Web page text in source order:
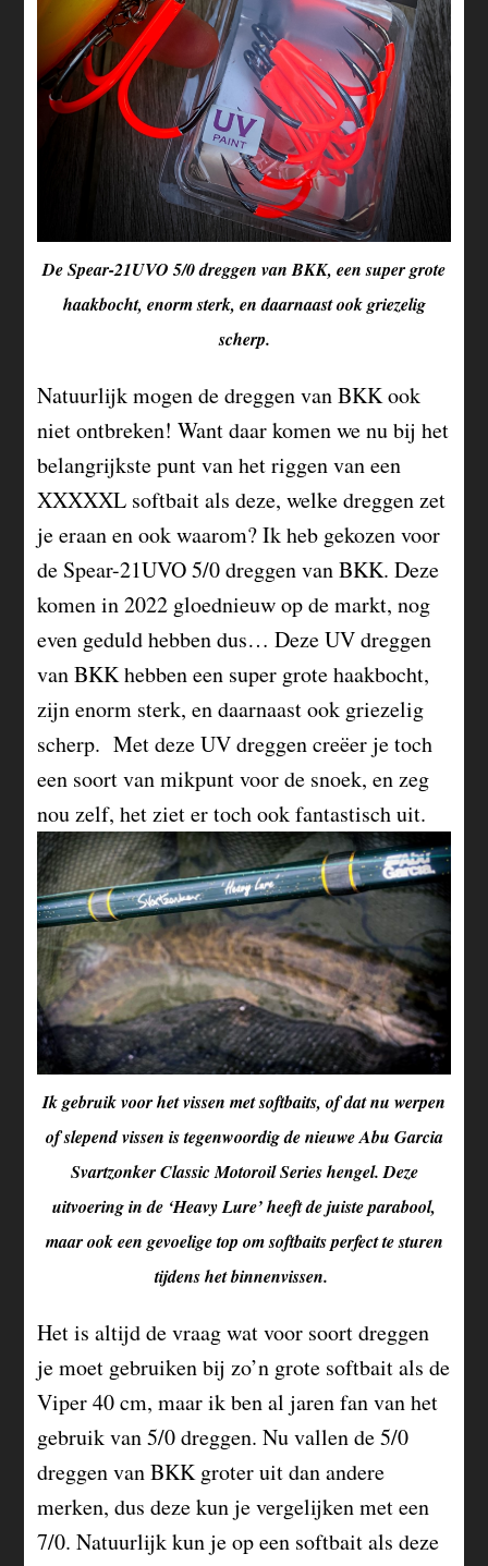
De Spear-21UVO 5/0 dreggen van BKK, een super grote
haakbocht, enorm sterk, en daarnaast ook griezelig
scherp.
Natuurlijk mogen de dreggen van BKK ook
niet ontbreken! Want daar komen we nu bij het
belangrijkste punt van het riggen van een
XXXXXL softbait als deze, welke dreggen zet
je eraan en ook waarom? Ik heb gekozen voor
de Spear-21UVO 5/0 dreggen van BKK. Deze
komen in 2022 gloednieuw op de markt, nog
even geduld hebben dus… Deze UV dreggen
van BKK hebben een super grote haakbocht,
zijn enorm sterk, en daarnaast ook griezelig
scherp. Met deze UV dreggen creëer je toch
een soort van mikpunt voor de snoek, en zeg
nou zelf, het ziet er toch ook fantastisch uit.
Ik gebruik voor het vissen met softbaits, of dat nu werpen
of slepend vissen is tegenwoordig de nieuwe Abu Garcia
Svartzonker Classic Motoroil Series hengel. Deze
uitvoering in de ‘Heavy Lure’ heeft de juiste parabool,
maar ook een gevoelige top om softbaits perfect te sturen
tijdens het binnenvissen.
Het is altijd de vraag wat voor soort dreggen
je moet gebruiken bij zo’n grote softbait als de
Viper 40 cm, maar ik ben al jaren fan van het
gebruik van 5/0 dreggen. Nu vallen de 5/0
dreggen van BKK groter uit dan andere
merken, dus deze kun je vergelijken met een
7/0. Natuurlijk kun je op een softbait als deze